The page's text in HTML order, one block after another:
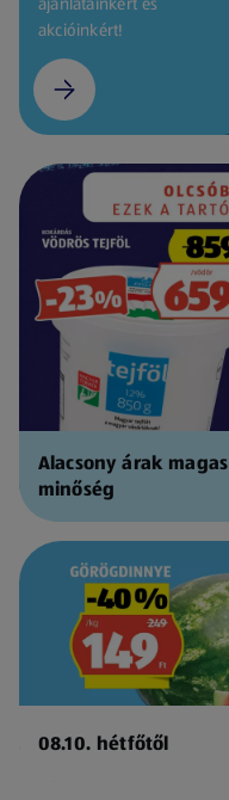
akcióinkért!
Alacsony árak magas
minőség
08.10. hétfőtől